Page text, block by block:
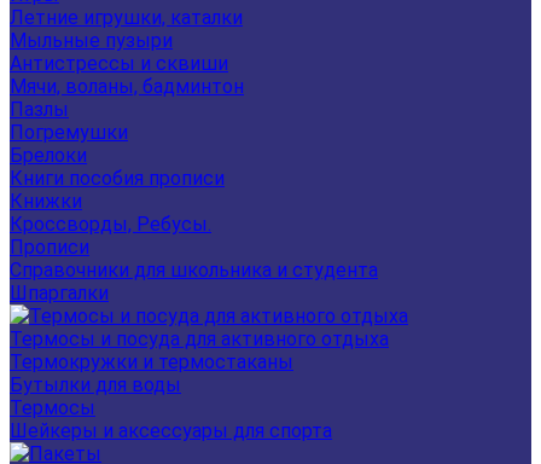
Летние игрушки, каталки
Мыльные пузыри
Антистрессы и сквиши
Мячи, воланы, бадминтон
Пазлы
Погремушки
Брелоки
Книги пособия прописи
Книжки
Кроссворды, Ребусы.
Прописи
Справочники для школьника и студента
Шпаргалки
Термосы и посуда для активного отдыха
Термокружки и термостаканы
Бутылки для воды
Термосы
Шейкеры и аксессуары для спорта